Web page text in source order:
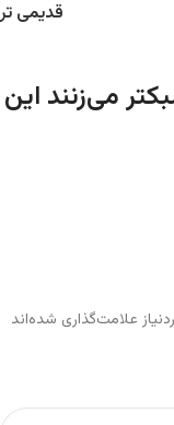
قدیمی تر
سبکتر می‌زنند این
علامت‌گذاری شده‌اند